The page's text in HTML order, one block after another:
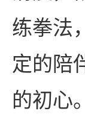
练拳法
定的陪
的初心。